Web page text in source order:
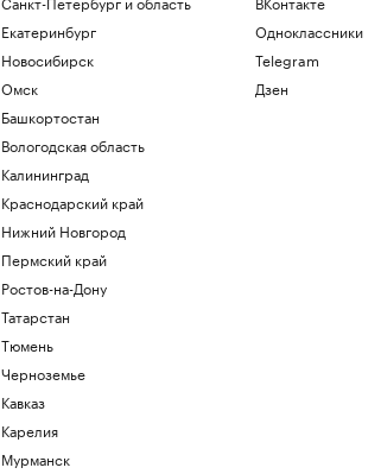
Екатеринбург
Новосибирск
Омск
Башкортостан
Вологодская область
Калининград
Краснодарский край
Нижний Новгород
Пермский край
Ростов-на-Дону
Татарстан
Тюмень
Черноземье
Кавказ
Карелия
Мурманск
Одноклассники
Telegram
Дзен